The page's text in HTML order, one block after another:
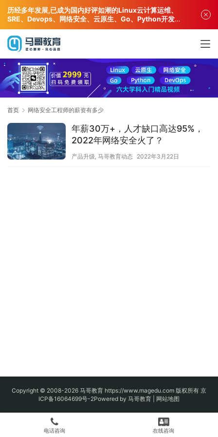
首页 网络安全工程师的薪资有多少
年薪30万+，人才缺口高达95%，
2022年网络安全火了？
产品升级, 马哥教育动态 2022年3月22日
Copyright © 2008-2026 马哥教育 https://www.magedu.com 版权所有 京
ICP备16064699号-2Powered by 马哥教育 | 网站地图
电话咨询 在线咨询
历经多年发展,已成为国内好评如潮的Linux云计算运维、
SRE、Devops、网络安全、云原生、Go、Python开发专
业人才培训机构!